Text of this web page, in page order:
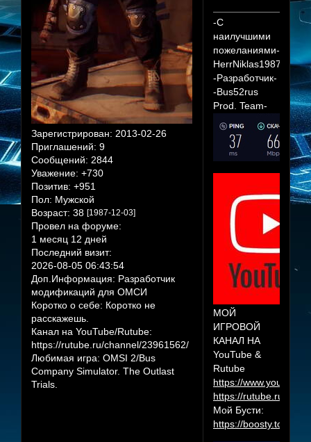
Зарегистрирован: 2013-02-26
Приглашений: 9
Сообщений: 2844
Уважение: +730
Позитив: +951
Пол: Мужской
Возраст: 38 [1987-12-03]
Провел на форуме:
1 месяц 12 дней
Последний визит:
2026-08-05 06:43:54
Доп.Информация: Разработчик
модификаций для ОМСИ
Коротко о себе: Коротко не
расскажешь.
Канал на YouTube/Rutube:
https://rutube.ru/channel/23961562/
Любимая игра: OMSI 2/Bus
Company Simulator. The Outlast
Trials.
-С
наилучшими
пожеланиями-
HerrNiklas1987
-Разработчик-
-Bus52rus
Prod. Team-
МОЙ
ИГРОВОЙ
КАНАЛ НА
YouTube &
Rutube
https://
https://rutube.ru/
Мой Бусти:
https://boosty.to/